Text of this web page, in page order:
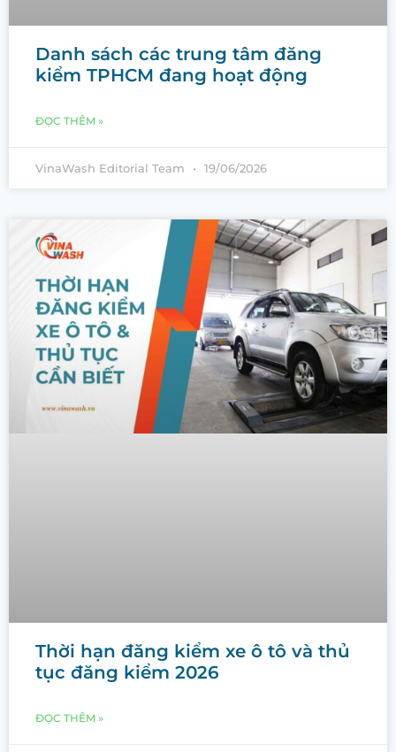
Danh sách các trung tâm đăng
kiểm TPHCM đang hoạt động
ĐỌC THÊM »
VinaWash Editorial Team 19/06/2026
Thời hạn đăng kiểm xe ô tô và thủ
tục đăng kiểm 2026
ĐỌC THÊM »